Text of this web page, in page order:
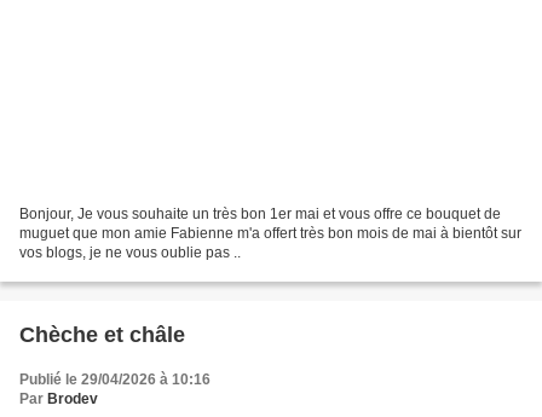
Bonjour, Je vous souhaite un très bon 1er mai et vous offre ce bouquet de
muguet que mon amie Fabienne m'a offert très bon mois de mai à bientôt sur
vos blogs, je ne vous oublie pas ..
Chèche et châle
Publié le 29/04/2026 à 10:16
Par Brodev